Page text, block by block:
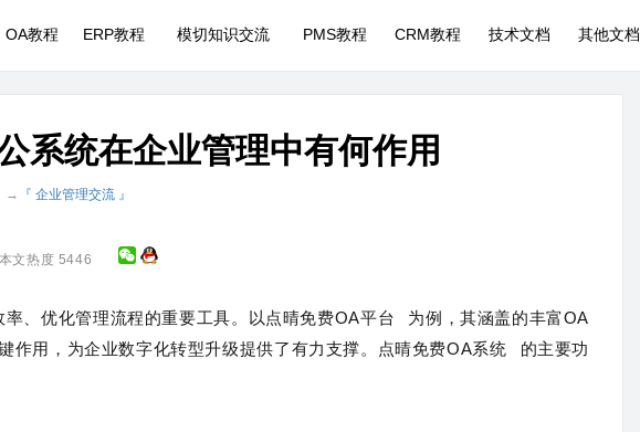
OA教程 ERP教程 模切知识交流 PMS教程 CRM教程 技术文档 其他文档
系统在企业管理中有何作用
→ 『 企业管理交流 』
本文热度 5446
、优化管理流程的重要工具。以点晴免费OA平台
为例，其涵盖的丰富OA
作用，为企业数字化转型升级提供了有力支撑。点晴免费OA系统
的主要功